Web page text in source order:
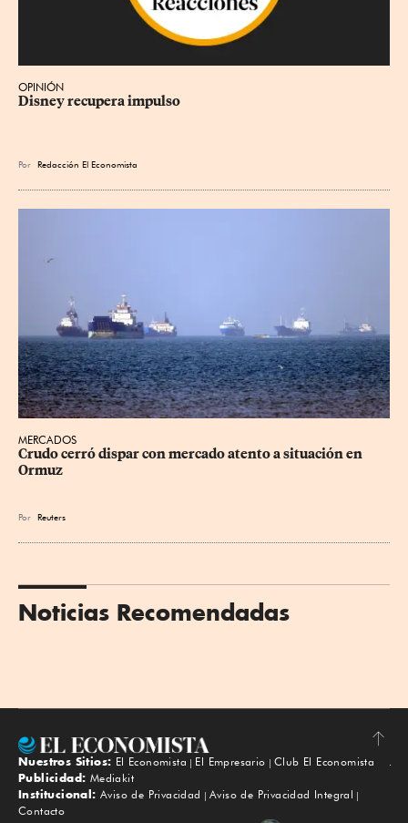
OPINIÓN
Disney recupera impulso
Por Redacción El Economista
MERCADOS
Crudo cerró dispar con mercado atento a situación en
Ormuz
Por Reuters
Noticias Recomendadas
Subir
Nuestros Sitios: El Economista El Empresario
Club El Economista
Publicidad: Mediakit
Institucional: Aviso de Privacidad
Aviso de Privacidad Integral
Contacto